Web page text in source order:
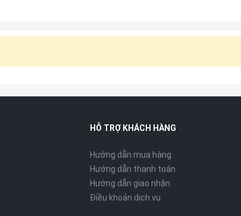
HỖ TRỢ KHÁCH HÀNG
Hướng dẫn mua hàng
Hướng dẫn thanh toán
Hướng dẫn giao nhận
Điều khoản dịch vụ